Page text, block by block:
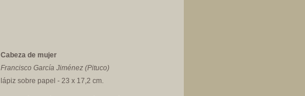
Cabeza de mujer
Francisco García Jiménez (Pituco)
lápiz sobre papel - 23 x 17,2 cm.